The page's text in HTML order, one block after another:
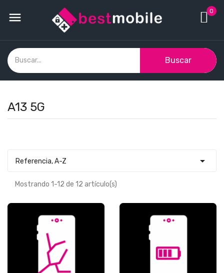
 0
Buscar
A13 5G
Referencia, A-Z 
Mostrando 1-12 de 12 artículo(s)